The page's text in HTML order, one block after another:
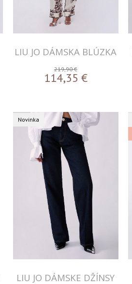
LIU JO DÁMSKA BLÚZKA
219,90 €
114,35 €
Novinka
LIU JO DÁMSKE DŽÍNSY